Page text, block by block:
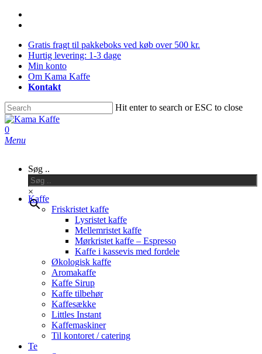
Skip
contentGratis fragt til pakkeboks ved køb over 500 kr.
Hurtig levering: 1-3 dage
Min konto
Om Kama Kaffe
Kontakt
Hit enter to search or ESC to close
Close
Search
0
Menu
Søg ..
×
Kaffe
Friskristet kaffe
Lysristet kaffe
Mellemristet kaffe
Mørkristet kaffe – Espresso
Kaffe i kassevis med fordele
Økologisk kaffe
Aromakaffe
Kaffe Sirup
Kaffe tilbehør
Kaffesække
Littles Instant
Kaffemaskiner
Til kontoret / catering
Te